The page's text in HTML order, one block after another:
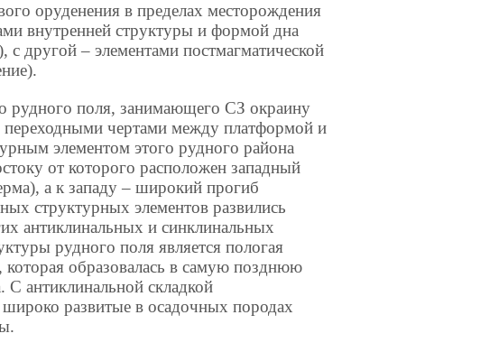
оруденения в пределах месторождения
внутренней структуры и формой дна
с другой – элементами постмагматической
рудного поля, занимающего СЗ окраину
переходными чертами между платформой и
элементом этого рудного района
от которого расположен западный
а к западу – широкий прогиб
структурных элементов развились
антиклинальных и синклинальных
рудного поля является пологая
которая образовалась в самую позднюю
С антиклинальной складкой
широко развитые в осадочных породах